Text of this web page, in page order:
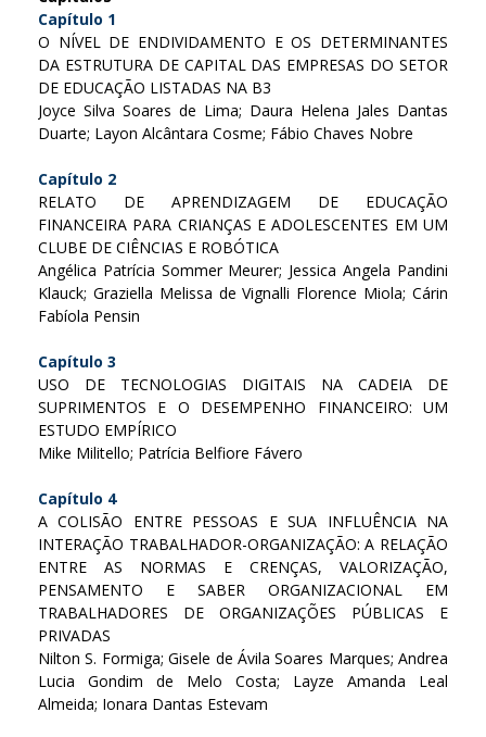
Capítulo 1
O NÍVEL DE ENDIVIDAMENTO E OS DETERMINANTES
DA ESTRUTURA DE CAPITAL DAS EMPRESAS DO SETOR
DE EDUCAÇÃO LISTADAS NA B3
Joyce Silva Soares de Lima; Daura Helena Jales Dantas
Duarte; Layon Alcântara Cosme; Fábio Chaves Nobre
Capítulo 2
RELATO DE APRENDIZAGEM DE EDUCAÇÃO
FINANCEIRA PARA CRIANÇAS E ADOLESCENTES EM UM
CLUBE DE CIÊNCIAS E ROBÓTICA
Angélica Patrícia Sommer Meurer; Jessica Angela Pandini
Klauck; Graziella Melissa de Vignalli Florence Miola; Cárin
Fabíola Pensin
Capítulo 3
USO DE TECNOLOGIAS DIGITAIS NA CADEIA DE
SUPRIMENTOS E O DESEMPENHO FINANCEIRO: UM
ESTUDO EMPÍRICO
Mike Militello; Patrícia Belfiore Fávero
Capítulo 4
A COLISÃO ENTRE PESSOAS E SUA INFLUÊNCIA NA
INTERAÇÃO TRABALHADOR-ORGANIZAÇÃO: A RELAÇÃO
ENTRE AS NORMAS E CRENÇAS, VALORIZAÇÃO,
PENSAMENTO E SABER ORGANIZACIONAL EM
TRABALHADORES DE ORGANIZAÇÕES PÚBLICAS E
PRIVADAS
Nilton S. Formiga; Gisele de Ávila Soares Marques; Andrea
Lucia Gondim de Melo Costa; Layze Amanda Leal
Almeida; Ionara Dantas Estevam